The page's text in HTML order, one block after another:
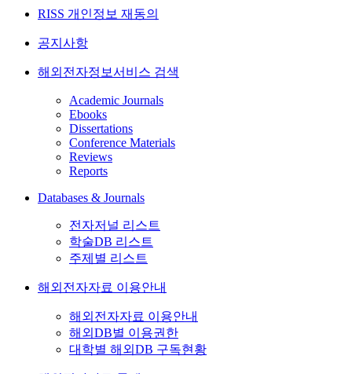
RISS 개인정보 재동의
공지사항
해외전자정보서비스 검색
Academic Journals
Ebooks
Dissertations
Conference Materials
Reviews
Reports
Databases & Journals
전자저널 리스트
학술DB 리스트
주제별 리스트
해외전자자료 이용안내
해외전자자료 이용안내
해외DB별 이용권한
대학별 해외DB 구독현황